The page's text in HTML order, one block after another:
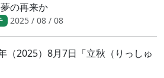
の再来か
2025 / 08 / 08
2025）8月7日「立秋（りっしゅ